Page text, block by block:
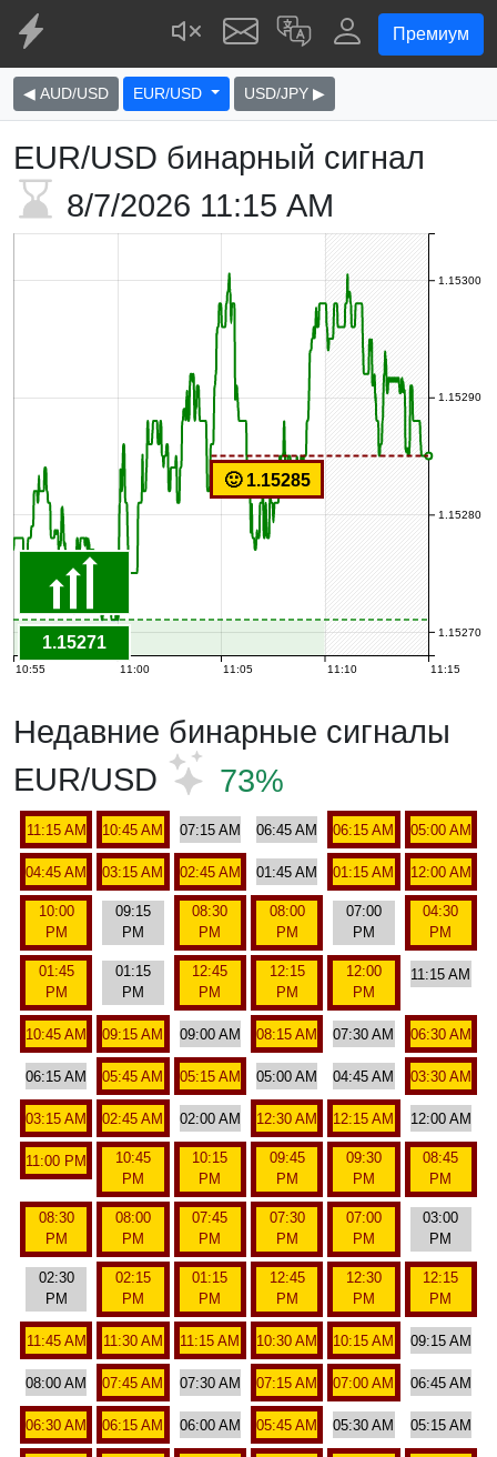
Премиум
◀ AUD/USD EUR/USD USD/JPY ▶
EUR/USD бинарный сигнал
8/7/2026 11:15 AM
10:55 11:00 11:05 11:10 11:15
1.15270
1.15280
1.15290
1.15300
1.15271
🙂 1.15285
Недавние бинарные сигналы
EUR/USD
73%
11:15 AM 10:45 AM 07:15 AM 06:45 AM 06:15 AM 05:00 AM
04:45 AM 03:15 AM 02:45 AM 01:45 AM 01:15 AM 12:00 AM
10:00
PM
09:15
PM
08:30
PM
08:00
PM
07:00
PM
04:30
PM
01:45
PM
01:15
PM
12:45
PM
12:15
PM
12:00
PM
11:15 AM
10:45 AM 09:15 AM 09:00 AM 08:15 AM 07:30 AM 06:30 AM
06:15 AM 05:45 AM 05:15 AM 05:00 AM 04:45 AM 03:30 AM
03:15 AM 02:45 AM 02:00 AM 12:30 AM 12:15 AM 12:00 AM
11:00 PM
10:45
PM
10:15
PM
09:45
PM
09:30
PM
08:45
PM
08:30
PM
08:00
PM
07:45
PM
07:30
PM
07:00
PM
03:00
PM
02:30
PM
02:15
PM
01:15
PM
12:45
PM
12:30
PM
12:15
PM
11:45 AM 11:30 AM 11:15 AM 10:30 AM 10:15 AM 09:15 AM
08:00 AM 07:45 AM 07:30 AM 07:15 AM 07:00 AM 06:45 AM
06:30 AM 06:15 AM 06:00 AM 05:45 AM 05:30 AM 05:15 AM